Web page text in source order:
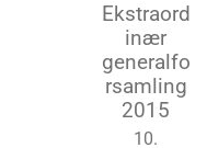
Ekstraord
inær
generalfo
rsamling
2015
10.